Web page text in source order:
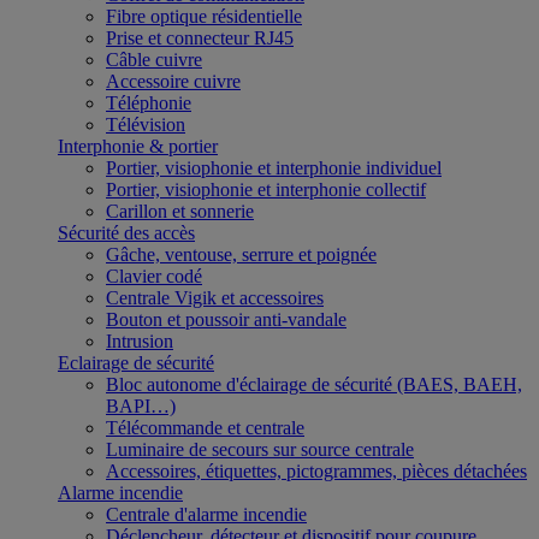
Fibre optique résidentielle
Prise et connecteur RJ45
Câble cuivre
Accessoire cuivre
Téléphonie
Télévision
Interphonie & portier
Portier, visiophonie et interphonie individuel
Portier, visiophonie et interphonie collectif
Carillon et sonnerie
Sécurité des accès
Gâche, ventouse, serrure et poignée
Clavier codé
Centrale Vigik et accessoires
Bouton et poussoir anti-vandale
Intrusion
Eclairage de sécurité
Bloc autonome d'éclairage de sécurité (BAES, BAEH,
BAPI…)
Télécommande et centrale
Luminaire de secours sur source centrale
Accessoires, étiquettes, pictogrammes, pièces détachées
Alarme incendie
Centrale d'alarme incendie